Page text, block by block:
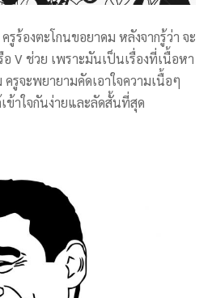
รูร้องตะโกนขอยาดม หลังจากรู้ว่า จะ
V ช่วย เพราะมันเป็นเรื่องที่เนื้อหา
ครูจะพยายามคัดเอาใจความเนื้อๆ
าใจกันง่ายและลัดสั้นที่สุด